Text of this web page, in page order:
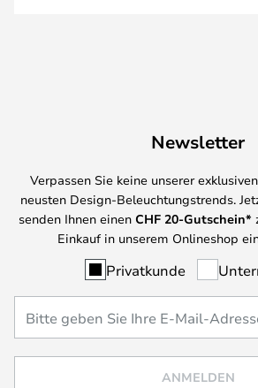
Newsletter
Verpassen Sie keine unserer
neusten Design-Beleuchtungstrends.
senden Ihnen einen CHF 20-Gutschein*
Einkauf in unserem Onlineshop
Privatkunde
ANMELDEN